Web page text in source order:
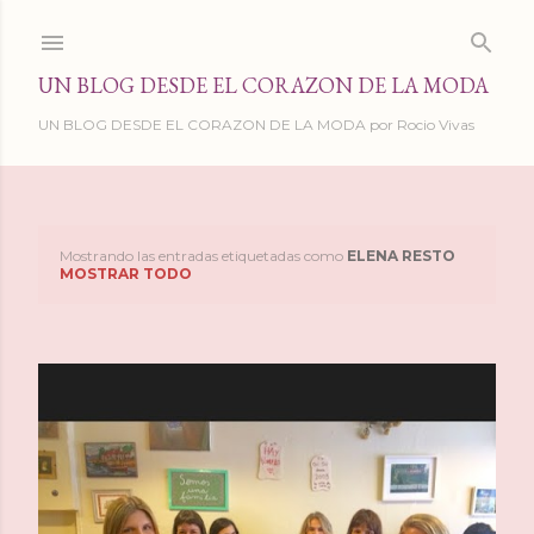
UN BLOG DESDE EL CORAZON DE LA MODA
UN BLOG DESDE EL CORAZON DE LA MODA por Rocio Vivas
t
r
a
d
Mostrando las entradas etiquetadas como ELENA RESTO
MOSTRAR TODO